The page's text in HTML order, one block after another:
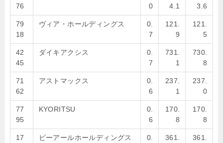
76
0
4.1
3.6
79
18
ヴィア・ホールディングス
0.
7
121.
9
121.
5
42
45
ダイキアクシス
0.
7
731.
1
730.
8
71
62
アストマックス
0.
6
237.
1
237.
0
77
95
KYORITSU
0.
6
170.
8
170.
8
17
ビーアールホールディングス
0.
361.
361.